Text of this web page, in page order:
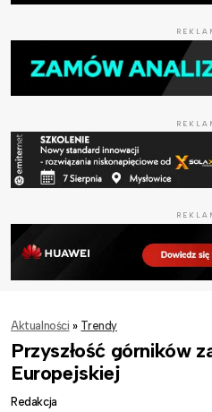
Aktualności » Trendy
Przyszłość górników
Europejskiej
Redakcja